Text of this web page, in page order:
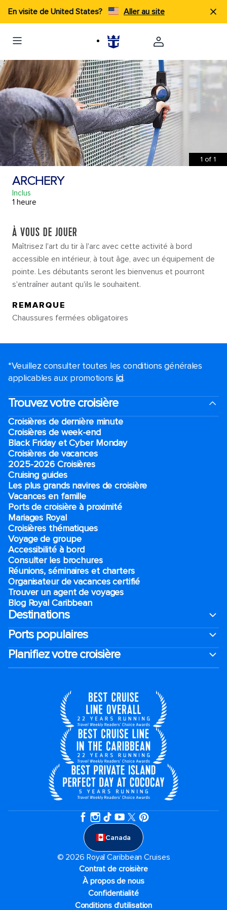
En visite de United States? Aller au site
1 of 1
ARCHERY
Inclus
1 heure
À VOUS DE JOUER
Maîtrisez l'art du tir à l'arc avec cette activité à bord
accessible en intérieur, à tout âge, avec un équipement de
pointe. Les débutants seront les bienvenus et pourront
s'entraîner autant qu'ils le souhaitent.
REMARQUE
Chaussures fermées obligatoires
*Veuillez consulter toutes les conditions générales
applicables aux promotions ici.
Trouvez votre croisière
Croisières de dernière minute
Croisières de week-end
Black Friday et Cyber Monday
Croisières de vacances
2025-2026 Croisières
Cruising guides
Les plus grands navires de croisière
Vacances en famille
Ports de croisière à proximité
Mariages Royal
Croisières thématiques
Voyage de groupe​
Accessibilité à bord​
Consulter les brochures
Réunions, séminaires et charters
Organisateur de vacances certifié
Trouver un agent de voyages
Blog Royal Caribbean
Destinations
Ports populaires
Planifiez votre croisière
Canada
© 2026 Royal Caribbean Cruises
Contrat de croisière
À propos de nous
Confidentialité
Conditions d'utilisation